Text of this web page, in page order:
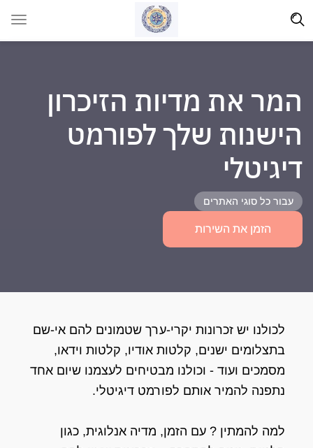
המר את מדיות הזיכרון
הישנות שלך לפורמט
דיגיטלי
עבור כל סוגי האתרים
הזמן את השירות
לכולנו יש זכרונות יקרי-ערך שטמונים להם אי-שם
בתצלומים ישנים, קלטות אודיו, קלטות וידאו,
מסמכים ועוד - וכולנו מבטיחים לעצמנו שיום אחד
נתפנה להמיר אותם לפורמט דיגיטלי.
למה להמתין ? עם הזמן, מדיה אנלוגית, כגון